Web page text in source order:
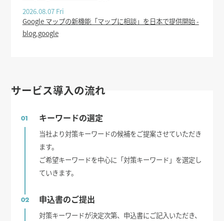
2026.08.07 Fri
Google マップの新機能「マップに相談」を日本で提供開始 -
blog.google
サービス導入の流れ
01 キーワードの選定
当社より対策キーワードの候補をご提案させていただき
ます。
ご希望キーワードを中心に「対策キーワード」を選定し
ていきます。
02 申込書のご提出
対策キーワードが決定次第、申込書にご記入いただき、